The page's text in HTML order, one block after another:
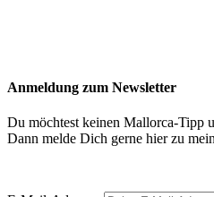
Anmeldung zum Newsletter
Du möchtest keinen Mallorca-Tipp
Dann melde Dich gerne hier zu